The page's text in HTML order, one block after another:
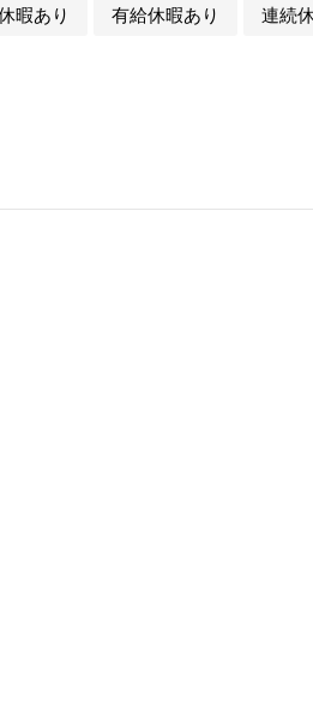
暇あり 有給休暇あり 連続